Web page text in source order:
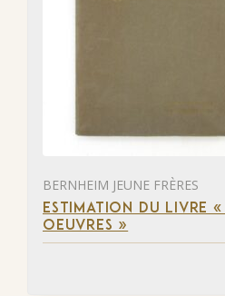
BERNHEIM JEUNE FRÈRES
ESTIMATION DU LIVRE
OEUVRES »